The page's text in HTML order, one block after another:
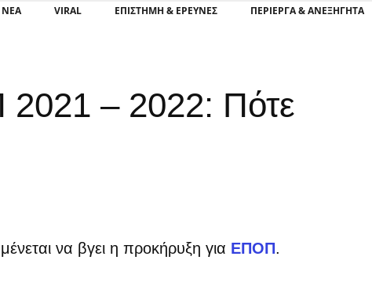
ΝΕΑ VIRAL ΕΠΙΣΤΉΜΗ & ΈΡΕΥΝΕΣ ΠΕΡΊΕΡΓΑ & ΑΝΕΞΉΓΗΤΑ
– 2022: Πότε
να βγει η προκήρυξη για ΕΠΟΠ.